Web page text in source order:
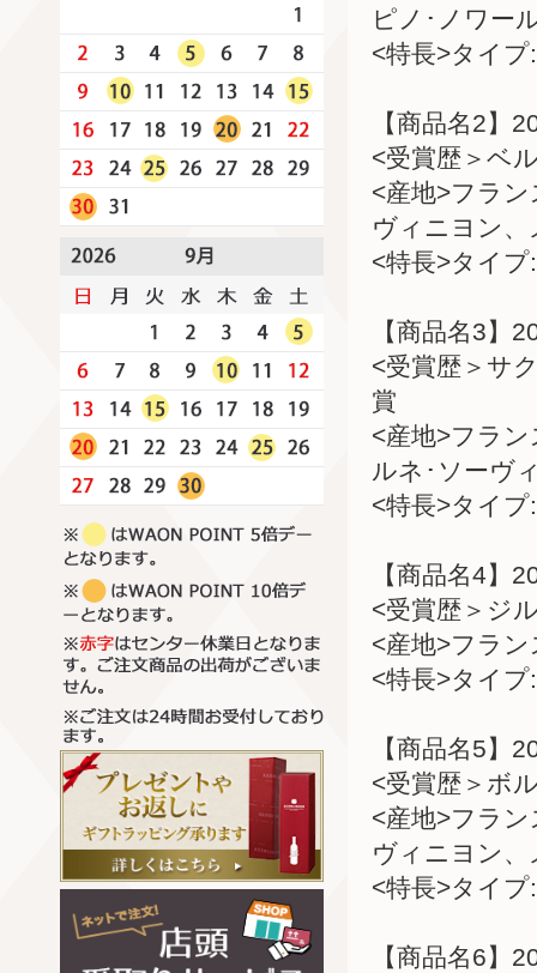
ピノ･ノワー
<特長>タイ
【商品名2】
<受賞歴＞ベ
<産地>フラ
ヴィニヨン、
<特長>タイ
【商品名3】
<受賞歴＞サ
賞
<産地>フラ
ルネ･ソーヴ
<特長>タイ
【商品名4】
<受賞歴＞ジ
<産地>フラ
<特長>タイ
【商品名5】
<受賞歴＞ボ
<産地>フラ
ヴィニヨン、
<特長>タイ
【商品名6】